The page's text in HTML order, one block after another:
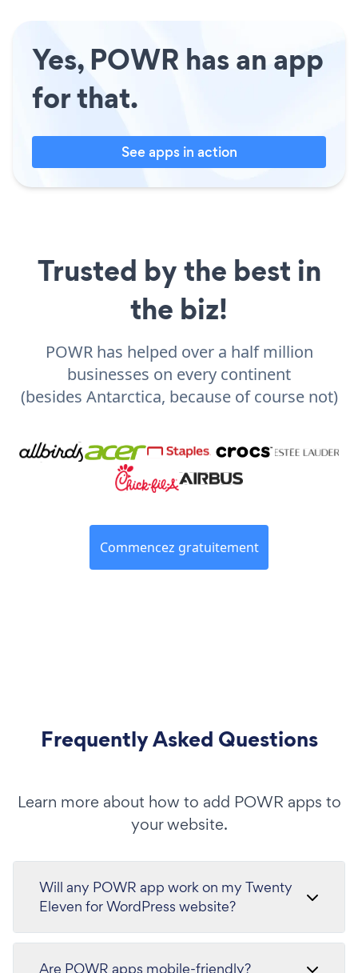
Yes, POWR has an app
for that.
See apps in action
Trusted by the best in
the biz!
POWR has helped over a half million
businesses on every continent
(besides Antarctica, because of course not)
Commencez gratuitement
Frequently Asked Questions
Learn more about how to add POWR apps to
your website.
Will any POWR app work on my Twenty
Eleven for WordPress website?
Are POWR apps mobile-friendly?